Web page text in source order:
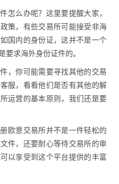
怎么办呢？这里要提醒大家，
策，有些交易所可能接受非海
国内的身份证，这并不是一个
求海外身份证件的。
，你可能需要寻找其他的交易
服，看看他们是否有其他的解
运营的基本原则，我们还是要
欧意交易所并不是一件轻松的
件，还要耐心等待交易所的审
以享受到这个平台提供的丰富